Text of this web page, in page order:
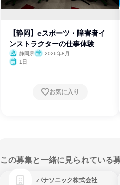
【静岡】eスポーツ・障害者イ
ンストラクターの仕事体験
静岡県
2026年8月
1日
お気に入り
この募集と一緒に見られている
パナソニック株式会社